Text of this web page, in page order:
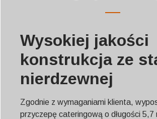
Wysokiej jakości
konstrukcja ze
nierdzewnej
Zgodnie z wymaganiami klienta,
przyczepę cateringową o długości 5,7